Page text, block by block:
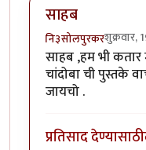
साहब
नि३सोलपुरकरशुक्रवार,
साहब ,हम भी
चांदोबा ची पुस्तके
जायचो .
प्रतिसाद देण्यासाठी